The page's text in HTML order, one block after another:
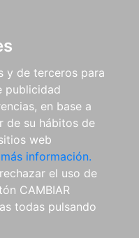
y de terceros para
publicidad
en base a
de su hábitos de
web
información.
el uso de
CAMBIAR
todas pulsando